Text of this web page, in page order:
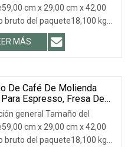
cm x 29,00 cm x 42,00
bruto del paquete18,100 kg
{ posició
MÁS
De Café De Molienda
Espresso, Fresa De
general Tamaño del
cm x 29,00 cm x 42,00
bruto del paquete18,100 kg